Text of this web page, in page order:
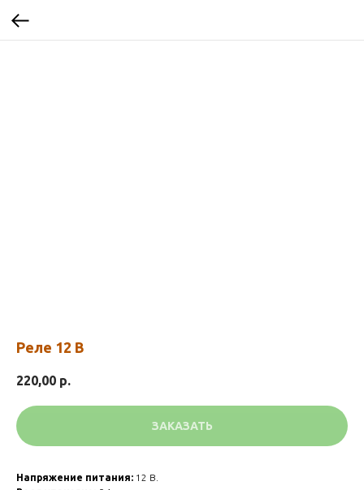
Реле 12 В
220,00 р.
ЗАКАЗАТЬ
Напряжение питания: 12 В.